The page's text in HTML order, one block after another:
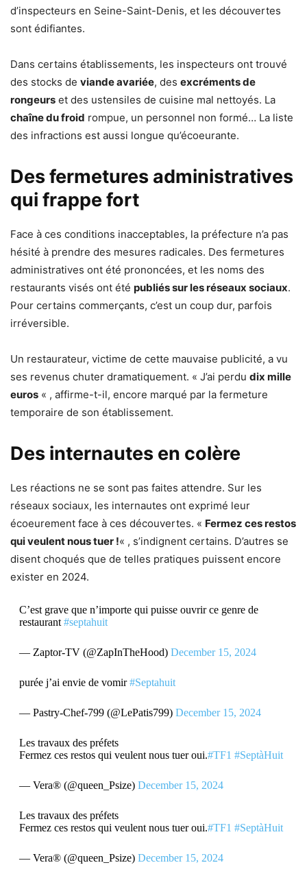
d’inspecteurs en Seine-Saint-Denis, et les découvertes
sont édifiantes.
Dans certains établissements, les inspecteurs ont trouvé
des stocks de viande avariée, des excréments de
rongeurs et des ustensiles de cuisine mal nettoyés. La
chaîne du froid rompue, un personnel non formé… La liste
des infractions est aussi longue qu’écoeurante.
Des fermetures administratives
qui frappe fort
Face à ces conditions inacceptables, la préfecture n’a pas
hésité à prendre des mesures radicales. Des fermetures
administratives ont été prononcées, et les noms des
restaurants visés ont été publiés sur les réseaux sociaux.
Pour certains commerçants, c’est un coup dur, parfois
irréversible.
Un restaurateur, victime de cette mauvaise publicité, a vu
ses revenus chuter dramatiquement. « J’ai perdu dix mille
euros « , affirme-t-il, encore marqué par la fermeture
temporaire de son établissement.
Des internautes en colère
Les réactions ne se sont pas faites attendre. Sur les
réseaux sociaux, les internautes ont exprimé leur
écoeurement face à ces découvertes. « Fermez ces restos
qui veulent nous tuer !« , s’indignent certains. D’autres se
disent choqués que de telles pratiques puissent encore
exister en 2024.
C’est grave que n’importe qui puisse ouvrir ce genre de
restaurant #septahuit
— Zaptor-TV (@ZapInTheHood) December 15, 2024
purée j’ai envie de vomir#Septahuit
— Pastry-Chef-799 (@LePatis799) December 15, 2024
Les travaux des préfets
Fermez ces restos qui veulent nous tuer oui.#TF1 #SeptàHuit
— Vera® (@queen_Psize) December 15, 2024
Les travaux des préfets
Fermez ces restos qui veulent nous tuer oui.#TF1 #SeptàHuit
— Vera® (@queen_Psize) December 15, 2024